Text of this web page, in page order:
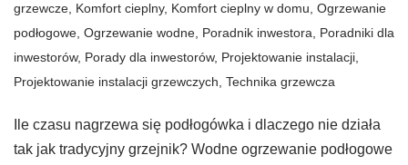
grzewcze, Komfort cieplny, Komfort cieplny w domu, Ogrzewanie
podłogowe, Ogrzewanie wodne, Poradnik inwestora, Poradniki dla
inwestorów, Porady dla inwestorów, Projektowanie instalacji,
Projektowanie instalacji grzewczych, Technika grzewcza
Ile czasu nagrzewa się podłogówka i dlaczego nie działa
tak jak tradycyjny grzejnik? Wodne ogrzewanie podłogowe